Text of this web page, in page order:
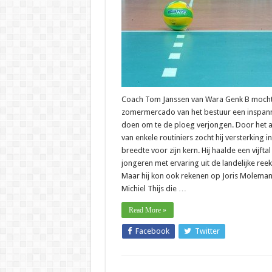
Coach Tom Janssen van Wara Genk B
zomermercado van het bestuur een
doen om te de ploeg verjongen. Door het
van enkele routiniers zocht hij versterking
breedte voor zijn kern. Hij haalde een vijftal
jongeren met ervaring uit de landelijke
Maar hij kon ook rekenen op Joris
Michiel Thijs die …
Read More »
Facebook Twitter